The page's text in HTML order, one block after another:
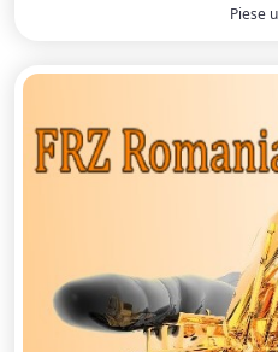
Piese